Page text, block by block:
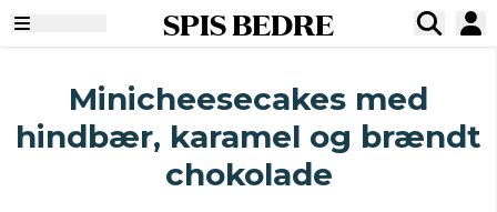
SPIS BEDRE
Minicheesecakes med
hindbær, karamel og brændt
chokolade